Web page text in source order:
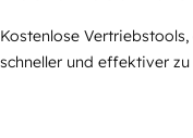
Kostenlose
schneller und effektiver